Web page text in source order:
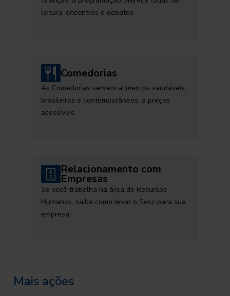
leitura, encontros e debates
Comedorias
As Comedorias servem alimentos saudáveis,
brasileiros e contemporâneos, a preços
acessíveis
Relacionamento com
Empresas
Se você trabalha na área de Recursos
Humanos, saiba como levar o Sesc para sua
empresa
Mais ações